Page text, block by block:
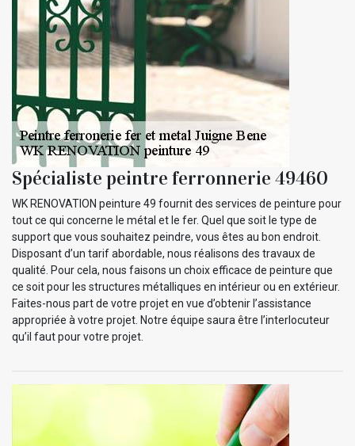
Spécialiste peintre ferronnerie 49460
WK RENOVATION peinture 49 fournit des services de peinture pour
tout ce qui concerne le métal et le fer. Quel que soit le type de
support que vous souhaitez peindre, vous êtes au bon endroit.
Disposant d’un tarif abordable, nous réalisons des travaux de
qualité. Pour cela, nous faisons un choix efficace de peinture que
ce soit pour les structures métalliques en intérieur ou en extérieur.
Faites-nous part de votre projet en vue d’obtenir l’assistance
appropriée à votre projet. Notre équipe saura être l’interlocuteur
qu’il faut pour votre projet.